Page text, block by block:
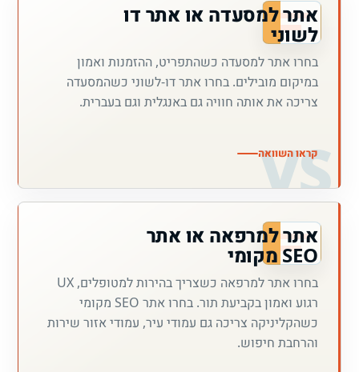
אתר למסעדה או אתר דו
לשוני
בחרו אתר למסעדה כשהתפריט, ההזמנות ואמון
במיקום מובילים. בחרו אתר דו-לשוני כשהמסעדה
צריכה את אותה חוויה גם באנגלית וגם בעברית.
קראו השוואה
אתר למרפאה או אתר
SEO מקומי
בחרו אתר למרפאה כשצריך בהירות למטופלים, UX
רגוע ואמון בקביעת תור. בחרו אתר SEO מקומי
כשהקליניקה צריכה גם עמודי עיר, עמודי אזור שירות
והרחבת חיפוש.